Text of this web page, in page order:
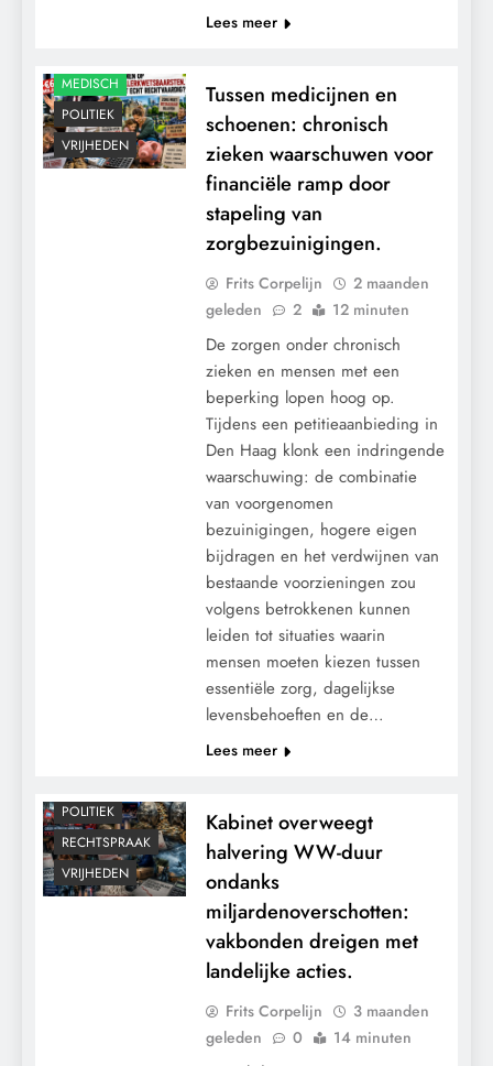
Lees meer
MEDISCH
POLITIEK
VRIJHEDEN
Tussen medicijnen en
schoenen: chronisch
zieken waarschuwen voor
financiële ramp door
stapeling van
zorgbezuinigingen.
Frits Corpelijn
2 maanden
geleden
2 12 minuten
De zorgen onder chronisch
zieken en mensen met een
beperking lopen hoog op.
Tijdens een petitieaanbieding in
Den Haag klonk een indringende
waarschuwing: de combinatie
van voorgenomen
bezuinigingen, hogere eigen
bijdragen en het verdwijnen van
bestaande voorzieningen zou
volgens betrokkenen kunnen
leiden tot situaties waarin
mensen moeten kiezen tussen
essentiële zorg, dagelijkse
levensbehoeften en de…
Lees meer
POLITIEK
RECHTSPRAAK
VRIJHEDEN
Kabinet overweegt
halvering WW-duur
ondanks
miljardenoverschotten:
vakbonden dreigen met
landelijke acties.
Frits Corpelijn
3 maanden
geleden
0 14 minuten